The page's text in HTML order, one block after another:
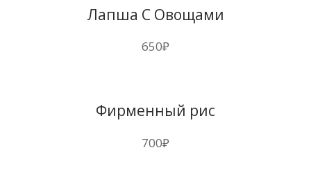
Лапша С Овощами
650₽
Фирменный рис
700₽